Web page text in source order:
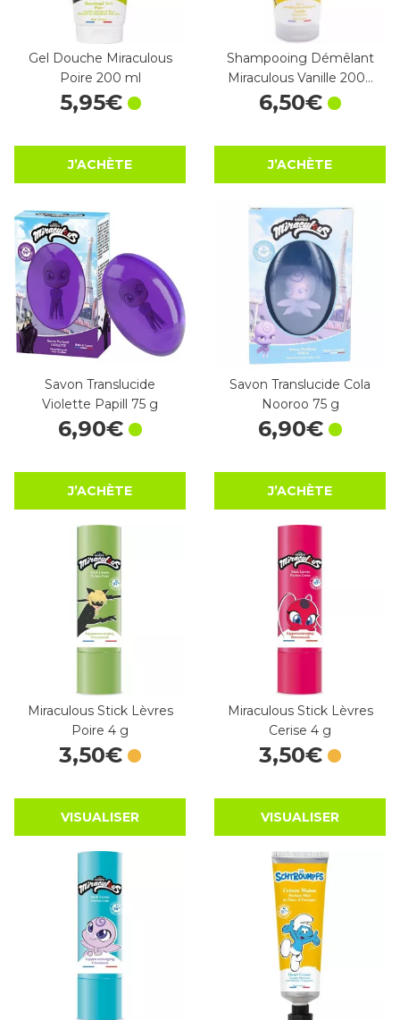
Gel Douche Miraculous
Poire 200 ml
5,95€
J’ACHÈTE
Shampooing Démêlant
Miraculous Vanille 200…
6,50€
J’ACHÈTE
Savon Translucide
Violette Papill 75 g
6,90€
J’ACHÈTE
Savon Translucide Cola
Nooroo 75 g
6,90€
J’ACHÈTE
Miraculous Stick Lèvres
Poire 4 g
3,50€
VISUALISER
Miraculous Stick Lèvres
Cerise 4 g
3,50€
VISUALISER